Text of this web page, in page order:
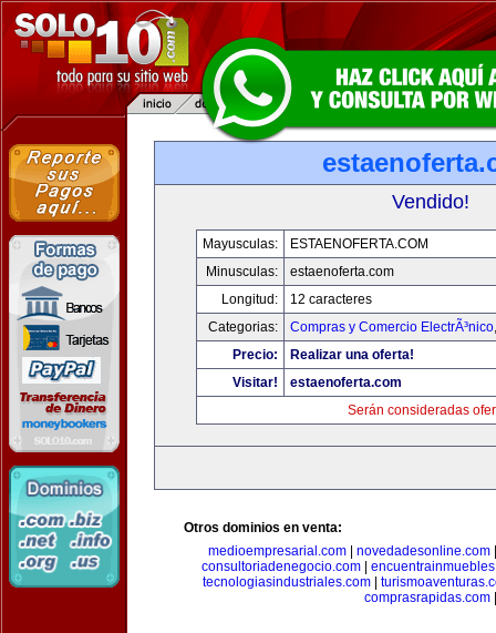
Vendido!
Mayusculas:
ESTAENOFERTA.COM
Minusculas:
estaenoferta.com
Longitud:
12 caracteres
Categorias:
Compras y Comercio ElectrÃ³nico
Precio:
Realizar una oferta!
Visitar!
estaenoferta.com
Serán consideradas
Otros dominios en venta:
medioempresarial.com| novedadesonline.com
consultoriadenegocio.com|
tecnologiasindustriales.com|
comprasrapidas.com